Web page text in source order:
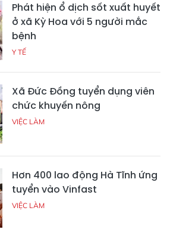
Phát hiện ổ dịch sốt xuất huyết
ở xã Kỳ Hoa với 5 người mắc
bệnh
Y TẾ
Xã Đức Đồng tuyển dụng viên
chức khuyến nông
VIỆC LÀM
Hơn 400 lao động Hà Tĩnh ứng
tuyển vào Vinfast
VIỆC LÀM